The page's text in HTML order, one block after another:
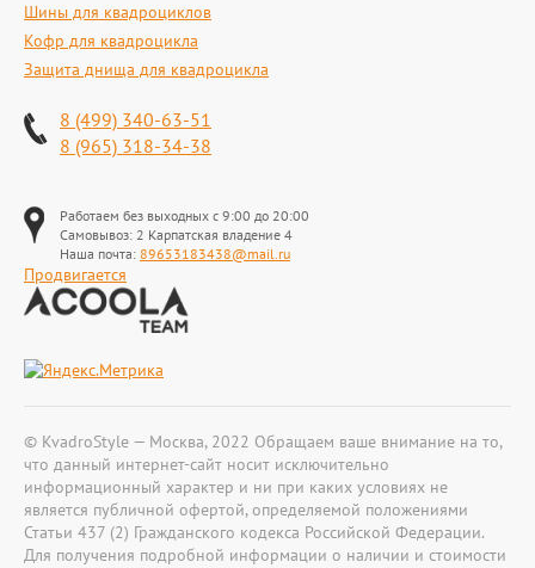
Шины для квадроциклов
Кофр для квадроцикла
Защита днища для квадроцикла
8 (499) 340-63-51
8 (965) 318-34-38
Работаем без выходных с 9:00 до 20:00
Самовывоз: 2 Карпатская владение 4
Наша почта: 89653183438@mail.ru
Продвигается
© KvadroStyle — Москва, 2022 Обращаем ваше внимание на то,
что данный интернет-сайт носит исключительно
информационный характер и ни при каких условиях не
является публичной офертой, определяемой положениями
Статьи 437 (2) Гражданского кодекса Российской Федерации.
Для получения подробной информации о наличии и стоимости